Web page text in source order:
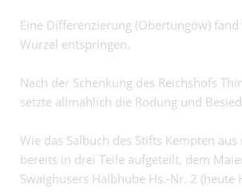
Eine Differenzierung (Obertüngöw)
Wurzel entspringen.
Nach der Schenkung des Reichshofs
setzte allmählich die Rodung und
Wie das Salbuch des Stifts Kempten
bereits in drei Teile aufgeteilt, dem
Swaighusers Halbhube Hs.-Nr. 2